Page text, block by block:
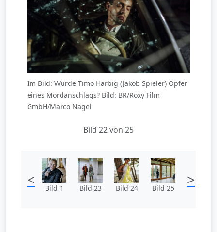
Im Bild: Wurde Timo Harbig (Jakob Spieler) Opfer
eines Mordanschlags? Bild: BR/Roxy Film
GmbH/Marco Nagel
Bild 22 von 25
< Bild 1 Bild 23 Bild 24 Bild 25 >